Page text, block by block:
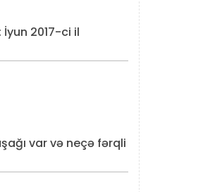
2017-ci il
var və neçə fərqli